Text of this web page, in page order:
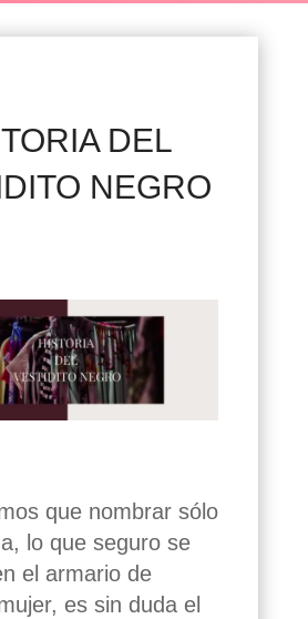
DEL
NEGRO
que nombrar sólo
lo que seguro se
el armario de
es sin duda el